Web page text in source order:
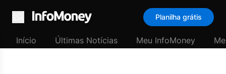
Menu
Planilha grátis
Início Últimas Notícias Meu InfoMoney